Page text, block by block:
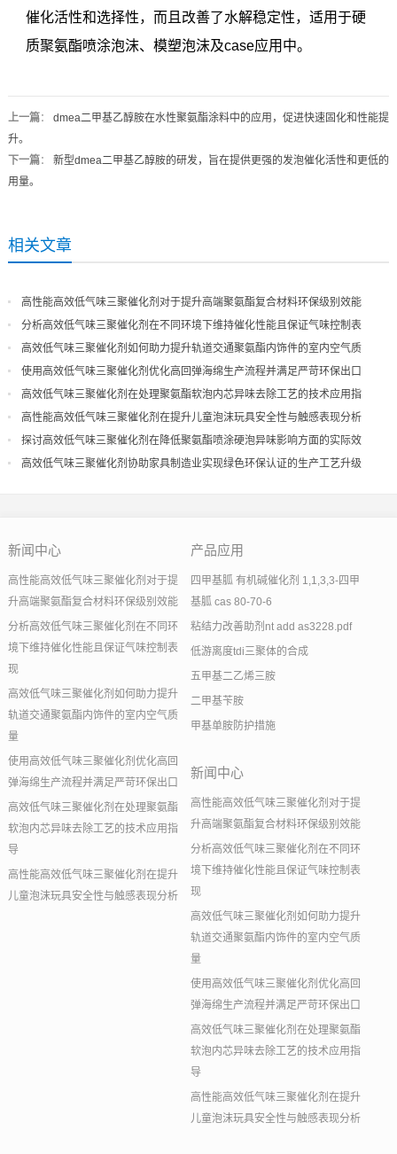
催化活性和选择性，而且改善了水解稳定性，适用于硬
质聚氨酯喷涂泡沫、模塑泡沫及case应用中。
上一篇： dmea二甲基乙醇胺在水性聚氨酯涂料中的应用，促进快速固化和性能提
升。
下一篇： 新型dmea二甲基乙醇胺的研发，旨在提供更强的发泡催化活性和更低的
用量。
相关文章
高性能高效低气味三聚催化剂对于提升高端聚氨酯复合材料环保级别效能
分析高效低气味三聚催化剂在不同环境下维持催化性能且保证气味控制表
现
高效低气味三聚催化剂如何助力提升轨道交通聚氨酯内饰件的室内空气质
量
使用高效低气味三聚催化剂优化高回弹海绵生产流程并满足严苛环保出口
高效低气味三聚催化剂在处理聚氨酯软泡内芯异味去除工艺的技术应用指
导
高性能高效低气味三聚催化剂在提升儿童泡沫玩具安全性与触感表现分析
探讨高效低气味三聚催化剂在降低聚氨酯喷涂硬泡异味影响方面的实际效
果
高效低气味三聚催化剂协助家具制造业实现绿色环保认证的生产工艺升级
新闻中心
高性能高效低气味三聚催化剂对于提
升高端聚氨酯复合材料环保级别效能
分析高效低气味三聚催化剂在不同环
境下维持催化性能且保证气味控制表
现
高效低气味三聚催化剂如何助力提升
轨道交通聚氨酯内饰件的室内空气质
量
使用高效低气味三聚催化剂优化高回
弹海绵生产流程并满足严苛环保出口
高效低气味三聚催化剂在处理聚氨酯
软泡内芯异味去除工艺的技术应用指
导
高性能高效低气味三聚催化剂在提升
儿童泡沫玩具安全性与触感表现分析
产品应用
四甲基胍 有机碱催化剂 1,1,3,3-四甲
基胍 cas 80-70-6
粘结力改善助剂nt add as3228.pdf
低游离度tdi三聚体的合成
五甲基二乙烯三胺
二甲基苄胺
甲基单胺防护措施
新闻中心
高性能高效低气味三聚催化剂对于提
升高端聚氨酯复合材料环保级别效能
分析高效低气味三聚催化剂在不同环
境下维持催化性能且保证气味控制表
现
高效低气味三聚催化剂如何助力提升
轨道交通聚氨酯内饰件的室内空气质
量
使用高效低气味三聚催化剂优化高回
弹海绵生产流程并满足严苛环保出口
高效低气味三聚催化剂在处理聚氨酯
软泡内芯异味去除工艺的技术应用指
导
高性能高效低气味三聚催化剂在提升
儿童泡沫玩具安全性与触感表现分析